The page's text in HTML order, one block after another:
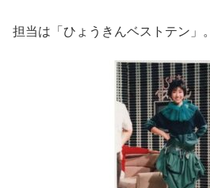
担当は「ひょうきんベストテン」。